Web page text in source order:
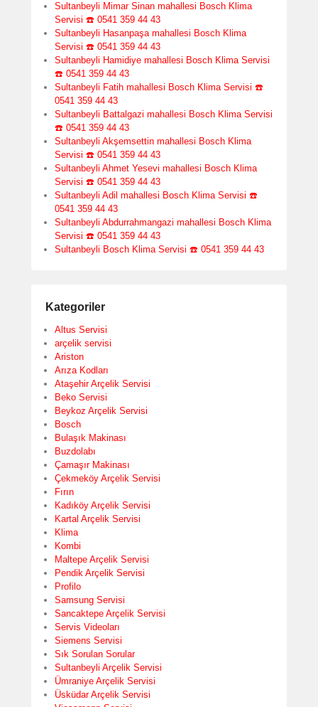
Sultanbeyli Mimar Sinan mahallesi Bosch Klima
Servisi ☎️ 0541 359 44 43
Sultanbeyli Hasanpaşa mahallesi Bosch Klima
Servisi ☎️ 0541 359 44 43
Sultanbeyli Hamidiye mahallesi Bosch Klima Servisi
☎️ 0541 359 44 43
Sultanbeyli Fatih mahallesi Bosch Klima Servisi ☎️
0541 359 44 43
Sultanbeyli Battalgazi mahallesi Bosch Klima Servisi
☎️ 0541 359 44 43
Sultanbeyli Akşemsettin mahallesi Bosch Klima
Servisi ☎️ 0541 359 44 43
Sultanbeyli Ahmet Yesevi mahallesi Bosch Klima
Servisi ☎️ 0541 359 44 43
Sultanbeyli Adil mahallesi Bosch Klima Servisi ☎️
0541 359 44 43
Sultanbeyli Abdurrahmangazi mahallesi Bosch Klima
Servisi ☎️ 0541 359 44 43
Sultanbeyli Bosch Klima Servisi ☎️ 0541 359 44 43
Kategoriler
Altus Servisi
arçelik servisi
Ariston
Arıza Kodları
Ataşehir Arçelik Servisi
Beko Servisi
Beykoz Arçelik Servisi
Bosch
Bulaşık Makinası
Buzdolabı
Çamaşır Makinası
Çekmeköy Arçelik Servisi
Fırın
Kadıköy Arçelik Servisi
Kartal Arçelik Servisi
Klima
Kombi
Maltepe Arçelik Servisi
Pendik Arçelik Servisi
Profilo
Samsung Servisi
Sancaktepe Arçelik Servisi
Servis Videoları
Siemens Servisi
Sık Sorulan Sorular
Sultanbeyli Arçelik Servisi
Ümraniye Arçelik Servisi
Üsküdar Arçelik Servisi